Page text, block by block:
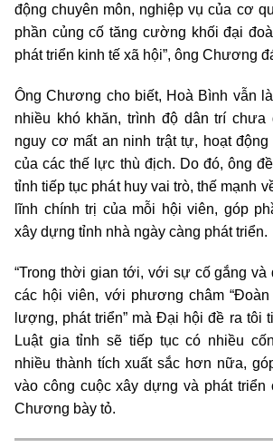
động chuyên môn, nghiệp vụ của cơ
phần củng cố tăng cường khối đại
phát triển kinh tế xã hội”, ông Chương
Ông Chương cho biết, Hoà Bình vẫn
nhiều khó khăn, trình độ dân trí chưa
nguy cơ mất an ninh trật tự, hoạt
của các thế lực thù địch. Do đó, ông
tỉnh tiếp tục phát huy vai trò, thế mạnh
lĩnh chính trị của mỗi hội viên, góp
xây dựng tỉnh nhà ngày càng phát triển.
“Trong thời gian tới, với sự cố gắng và
các hội viên, với phương châm
lượng, phát triển” mà Đại hội đề ra tôi
Luật gia tỉnh sẽ tiếp tục có nhiều
nhiều thành tích xuất sắc hơn nữa,
vào công cuộc xây dựng và phát triển
Chương bày tỏ.